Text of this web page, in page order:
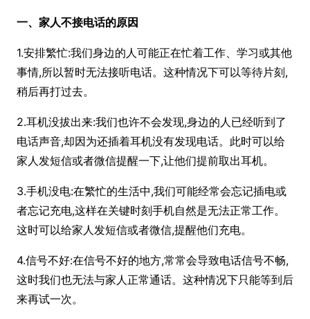
一、家人不接电话的原因
1.安排繁忙:我们身边的人可能正在忙着工作、学习或其他
事情,所以暂时无法接听电话。这种情况下可以等待片刻,
稍后再打过去。
2.耳机没拔出来:我们也许不会发现,身边的人已经听到了
电话声音,却因为还插着耳机没有发现电话。此时可以给
家人发短信或者微信提醒一下,让他们提前取出耳机。
3.手机没电:在繁忙的生活中,我们可能经常会忘记插电或
者忘记充电,这样在关键时刻手机自然是无法正常工作。
这时可以给家人发短信或者微信,提醒他们充电。
4.信号不好:在信号不好的地方,常常会导致电话信号不畅,
这时我们也无法与家人正常通话。这种情况下只能等到后
来再试一次。